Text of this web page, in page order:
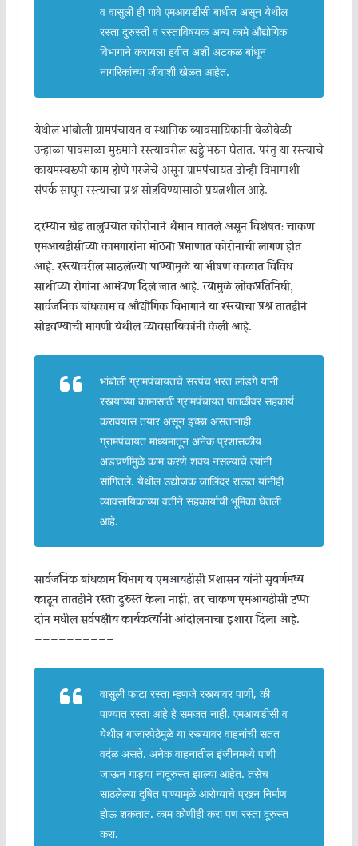
व वासुली ही गावे एमआयडीसी बाधीत असून येथील
रस्ता दुरुस्ती व रस्ताविषयक अन्य कामे औद्योगिक
विभागाने करायला हवीत अशी अटकळ बांधून
नागरिकांच्या जीवाशी खेळत आहेत.
येथील भांबोली ग्रामपंचायत व स्थानिक व्यावसायिकांनी वेळोवेळी
उन्हाळा पावसाळा मुरुमाने रस्त्यावरील खड्डे भरुन घेतात. परंतु या रस्त्याचे
कायमस्वरूपी काम होणे गरजेचे असून ग्रामपंचायत दोन्ही विभागाशी
संपर्क साधून रस्त्याचा प्रश्न सोडविण्यासाठी प्रयत्नशील आहे.
दरम्यान खेड तालुक्यात कोरोनाने थैमान घातले असून विशेषतः चाकण
एमआयडीसीच्या कामगारांना मोठ्या प्रमाणात कोरोनाची लागण होत
आहे. रस्त्यावरील साठलेल्या पाण्यामुळे या भीषण काळात विविध
साथीच्या रोगांना आमंत्रण दिले जात आहे. त्यामुळे लोकप्रतिनिधी,
सार्वजनिक बांधकाम व औद्योगिक विभागाने या रस्त्याचा प्रश्न तातडीने
सोडवण्याची मागणी येथील व्यावसायिकांनी केली आहे.
भांबोली ग्रामपंचायतचे सरपंच भरत लांडगे यांनी
रस्त्याच्या कामासाठी ग्रामपंचायत पातळीवर सहकार्य
करावयास तयार असून इच्छा असतानाही
ग्रामपंचायत माध्यमातून अनेक प्रशासकीय
अडचणींमुळे काम करणे शक्य नसल्याचे त्यांनी
सांगितले. येथील उद्योजक जालिंदर राऊत यांनीही
व्यावसायिकांच्या वतीने सहकार्याची भूमिका घेतली
आहे.
सार्वजनिक बांधकाम विभाग व एमआयडीसी प्रशासन यांनी सुवर्णमध्य
काढून तातडीने रस्ता दुरुस्त केला नाही, तर चाकण एमआयडीसी टप्पा
दोन मधील सर्वपक्षीय कार्यकर्त्यांनी आंदोलनाचा इशारा दिला आहे.
——————————
वासुुली फाटा रस्ता म्हणजे रस्त्यावर पाणी, की
पाण्यात रस्ता आहे हे समजत नाही. एमआयडीसी व
येथील बाजारपेठेमुळे या रस्त्यावर वाहनांची सतत
वर्दळ असते. अनेक वाहनातील इंजीनमध्ये पाणी
जाऊन गाड्या नादूरुस्त झाल्या आहेत. तसेच
साठलेल्या दुषित पाण्यामुळे आरोग्याचे प्रश्र्न निर्माण
होऊ शकतात. काम कोणीही करा पण रस्ता दूरुस्त
करा.